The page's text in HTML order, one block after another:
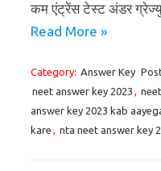
कम एंट्रेंस टेस्ट अंडर
Read More »
Category: Answer Key
neet answer key 2023 ,
answer key 2023 kab
kare , nta neet answer key